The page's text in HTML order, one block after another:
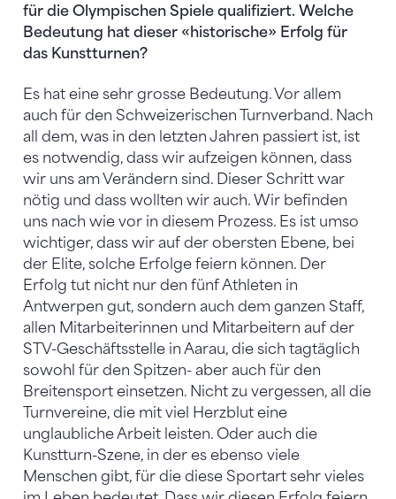
für die Olympischen Spiele qualifiziert. Welche
Bedeutung hat dieser «historische» Erfolg für
das Kunstturnen?
Es hat eine sehr grosse Bedeutung. Vor allem
auch für den Schweizerischen Turnverband. Nach
all dem, was in den letzten Jahren passiert ist, ist
es notwendig, dass wir aufzeigen können, dass
wir uns am Verändern sind. Dieser Schritt war
nötig und dass wollten wir auch. Wir befinden
uns nach wie vor in diesem Prozess. Es ist umso
wichtiger, dass wir auf der obersten Ebene, bei
der Elite, solche Erfolge feiern können. Der
Erfolg tut nicht nur den fünf Athleten in
Antwerpen gut, sondern auch dem ganzen Staff,
allen Mitarbeiterinnen und Mitarbeitern auf der
STV-Geschäftsstelle in Aarau, die sich tagtäglich
sowohl für den Spitzen- aber auch für den
Breitensport einsetzen. Nicht zu vergessen, all die
Turnvereine, die mit viel Herzblut eine
unglaubliche Arbeit leisten. Oder auch die
Kunstturn-Szene, in der es ebenso viele
Menschen gibt, für die diese Sportart sehr vieles